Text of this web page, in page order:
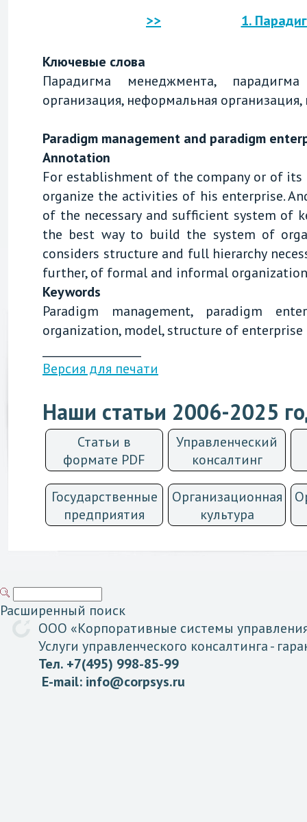
>> 1.
Ключевые слова
Парадигма менеджмента,
организация, неформальная
Paradigm management and paradigm
Annotation
For establishment of the company or of
organize the activities of his enterprise.
of the necessary and sufficient system of
the best way to build the system of
considers structure and full hierarchy
further, of formal and informal
Keywords
Paradigm management, paradigm
organization, model, structure of
Версия для печати
Наши статьи 2006-2025
Статьи в
формате PDF
Управленческий
консалтинг
Государственные
предприятия
Организационная
культурa
Расширенный поиск
ООО «Корпоративные системы
Услуги управленческого консалтинга-
Тел. +7(495) 998-85-99
E-mail: info@corpsys.ru